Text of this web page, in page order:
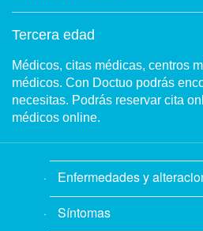
Tercera edad
Médicos, citas médicas, centros
médicos. Con Doctuo podrás
necesitas. Podrás reservar cita
médicos online.
Enfermedades y
Síntomas